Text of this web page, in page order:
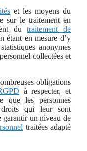
et les moyens du
sur le traitement en
dutraitement de
étant en mesure d’y
anonymes
collectées et
obligations
à respecter, et
que les personnes
droits qui leur sont
garantir un niveau de
traitées adapté